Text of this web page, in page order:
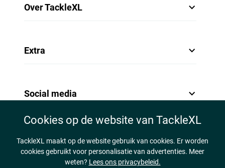
Over TackleXL
Extra
Social media
Cookies op de website van TackleXL
TackleXL maakt op de website gebruik van cookies. Er worden
cookies gebruikt voor personalisatie van advertenties. Meer
weten? Lees ons privacybeleid.